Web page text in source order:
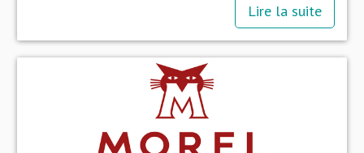
Lire la suite